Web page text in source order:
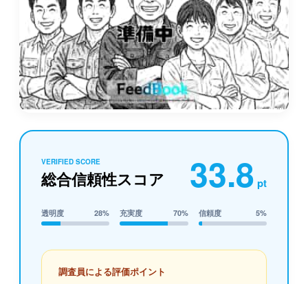
VERIFIED SCORE
総合信頼性スコア 33.8 pt
透明度 28% 充実度 70% 信頼度 5%
調査員による評価ポイント